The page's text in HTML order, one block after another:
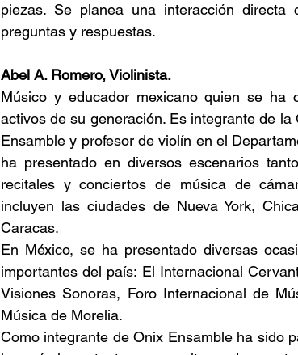
piezas. Se planea una interacción
preguntas y respuestas.
Abel A. Romero, Violinista.
Músico y educador mexicano quien se ha
activos de su generación. Es integrante de
Ensamble y profesor de violín en el
ha presentado en diversos escenarios
recitales y conciertos de música de
incluyen las ciudades de Nueva York,
Caracas.
En México, se ha presentado diversas
importantes del país: El Internacional
Visiones Sonoras, Foro Internacional de
Música de Morelia.
Como integrante de Onix Ensamble ha sido